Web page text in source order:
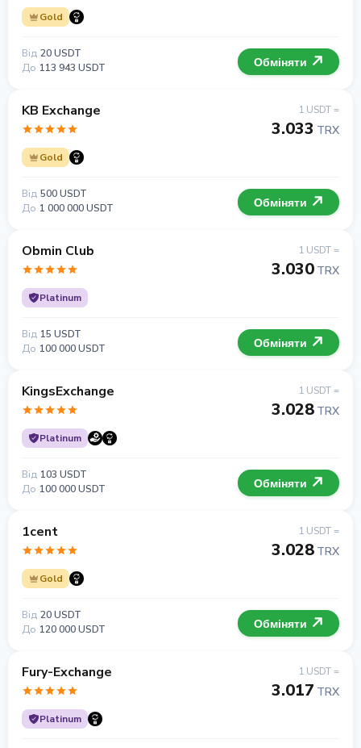
Gold
Від 20 USDT
До 113 943 USDT Обміняти
KB Exchange
Gold
1 USDT =
3.033 TRX
Від 500 USDT
До 1 000 000 USDT Обміняти
Obmin Club
Platinum
1 USDT =
3.030 TRX
Від 15 USDT
До 100 000 USDT Обміняти
KingsExchange
Platinum
1 USDT =
3.028 TRX
Від 103 USDT
До 100 000 USDT Обміняти
1cent
Gold
1 USDT =
3.028 TRX
Від 20 USDT
До 120 000 USDT Обміняти
Fury-Exchange
Platinum
1 USDT =
3.017 TRX